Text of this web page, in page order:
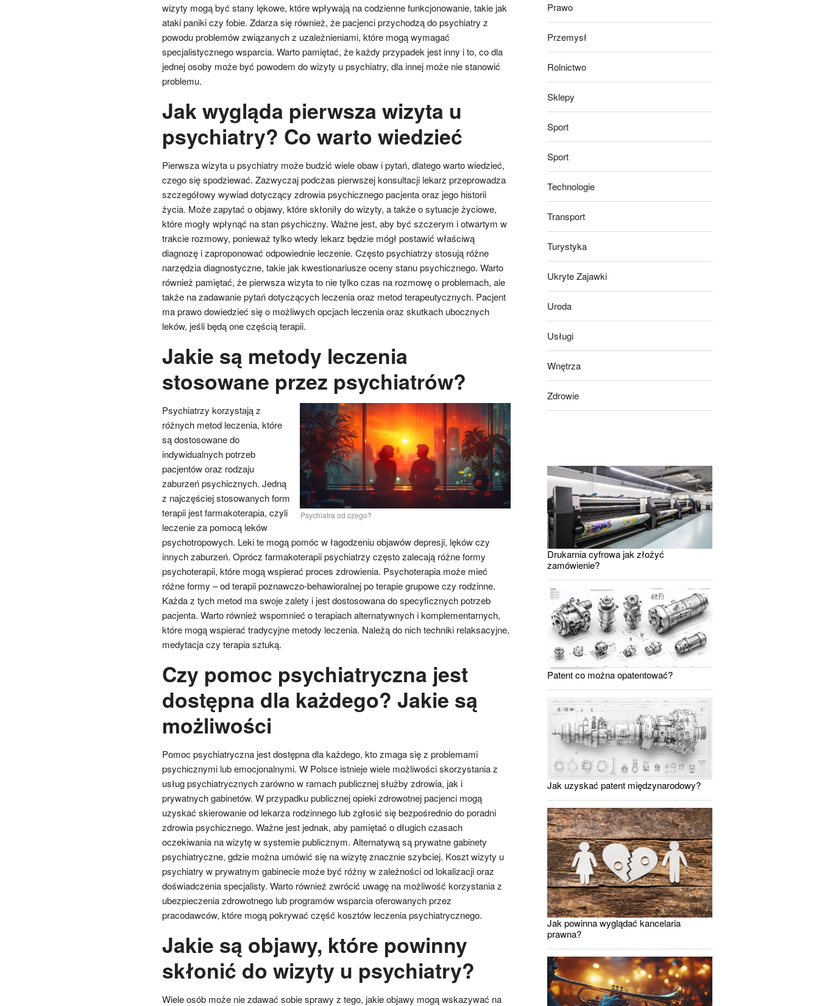
wizyty mogą być stany lękowe, które wpływają na codzienne funkcjonowanie, takie jak
ataki paniki czy fobie. Zdarza się również, że pacjenci przychodzą do psychiatry z
powodu problemów związanych z uzależnieniami, które mogą wymagać
specjalistycznego wsparcia. Warto pamiętać, że każdy przypadek jest inny i to, co dla
jednej osoby może być powodem do wizyty u psychiatry, dla innej może nie stanowić
problemu.
Jak wygląda pierwsza wizyta u
psychiatry? Co warto wiedzieć
Pierwsza wizyta u psychiatry może budzić wiele obaw i pytań, dlatego warto wiedzieć,
czego się spodziewać. Zazwyczaj podczas pierwszej konsultacji lekarz przeprowadza
szczegółowy wywiad dotyczący zdrowia psychicznego pacjenta oraz jego historii
życia. Może zapytać o objawy, które skłoniły do wizyty, a także o sytuacje życiowe,
które mogły wpłynąć na stan psychiczny. Ważne jest, aby być szczerym i otwartym w
trakcie rozmowy, ponieważ tylko wtedy lekarz będzie mógł postawić właściwą
diagnozę i zaproponować odpowiednie leczenie. Często psychiatrzy stosują różne
narzędzia diagnostyczne, takie jak kwestionariusze oceny stanu psychicznego. Warto
również pamiętać, że pierwsza wizyta to nie tylko czas na rozmowę o problemach, ale
także na zadawanie pytań dotyczących leczenia oraz metod terapeutycznych. Pacjent
ma prawo dowiedzieć się o możliwych opcjach leczenia oraz skutkach ubocznych
leków, jeśli będą one częścią terapii.
Jakie są metody leczenia
stosowane przez psychiatrów?
Psychiatra od czego?
Psychiatrzy korzystają z
różnych metod leczenia, które
są dostosowane do
indywidualnych potrzeb
pacjentów oraz rodzaju
zaburzeń psychicznych. Jedną
z najczęściej stosowanych form
terapii jest farmakoterapia, czyli
leczenie za pomocą leków
psychotropowych. Leki te mogą pomóc w łagodzeniu objawów depresji, lęków czy
innych zaburzeń. Oprócz farmakoterapii psychiatrzy często zalecają różne formy
psychoterapii, które mogą wspierać proces zdrowienia. Psychoterapia może mieć
różne formy – od terapii poznawczo-behawioralnej po terapie grupowe czy rodzinne.
Każda z tych metod ma swoje zalety i jest dostosowana do specyficznych potrzeb
pacjenta. Warto również wspomnieć o terapiach alternatywnych i komplementarnych,
które mogą wspierać tradycyjne metody leczenia. Należą do nich techniki relaksacyjne,
medytacja czy terapia sztuką.
Czy pomoc psychiatryczna jest
dostępna dla każdego? Jakie są
możliwości
Pomoc psychiatryczna jest dostępna dla każdego, kto zmaga się z problemami
psychicznymi lub emocjonalnymi. W Polsce istnieje wiele możliwości skorzystania z
usług psychiatrycznych zarówno w ramach publicznej służby zdrowia, jak i
prywatnych gabinetów. W przypadku publicznej opieki zdrowotnej pacjenci mogą
uzyskać skierowanie od lekarza rodzinnego lub zgłosić się bezpośrednio do poradni
zdrowia psychicznego. Ważne jest jednak, aby pamiętać o długich czasach
oczekiwania na wizytę w systemie publicznym. Alternatywą są prywatne gabinety
psychiatryczne, gdzie można umówić się na wizytę znacznie szybciej. Koszt wizyty u
psychiatry w prywatnym gabinecie może być różny w zależności od lokalizacji oraz
doświadczenia specjalisty. Warto również zwrócić uwagę na możliwość korzystania z
ubezpieczenia zdrowotnego lub programów wsparcia oferowanych przez
pracodawców, które mogą pokrywać część kosztów leczenia psychiatrycznego.
Jakie są objawy, które powinny
skłonić do wizyty u psychiatry?
Wiele osób może nie zdawać sobie sprawy z tego, jakie objawy mogą wskazywać na
Prawo
Przemysł
Rolnictwo
Sklepy
Sport
Sport
Technologie
Transport
Turystyka
Ukryte Zajawki
Uroda
Usługi
Wnętrza
Zdrowie
Drukarnia cyfrowa jak złożyć
zamówienie?
Patent co można opatentować?
Jak uzyskać patent międzynarodowy?
Jak powinna wyglądać kancelaria
prawna?